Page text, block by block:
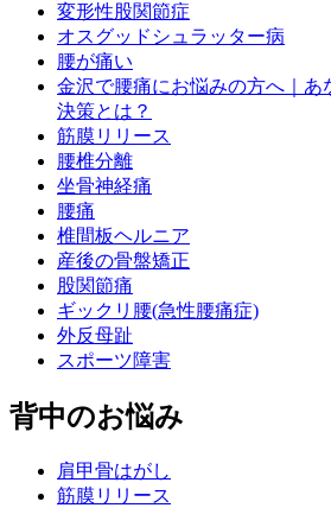
変形性股関節症
オスグッドシュラッター病
腰が痛い
金沢で腰痛にお悩みの方へ｜あ
決策とは？
筋膜リリース
腰椎分離
坐骨神経痛
腰痛
椎間板ヘルニア
産後の骨盤矯正
股関節痛
ギックリ腰(急性腰痛症)
外反母趾
スポーツ障害
背中のお悩み
肩甲骨はがし
筋膜リリース